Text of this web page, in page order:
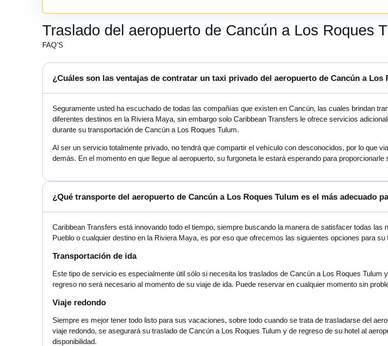
Traslado del aeropuerto de Cancún a Los Roques
FAQ'S
¿Cuáles son las ventajas de contratar un taxi privado del aeropuerto de Cancún a Los
Seguramente usted ha escuchado de todas las compañías que existen en Cancún, las cuales brindan
diferentes destinos en la Riviera Maya, sin embargo solo Caribbean Transfers le ofrece servicios
durante su transportación de Cancún a Los Roques Tulum.
Al ser un servicio totalmente privado, no tendrá que compartir el vehículo con desconocidos, por lo que
demás. En el momento en que llegue al aeropuerto, su furgoneta le estará esperando para
¿Qué transporte del aeropuerto de Cancún a Los Roques Tulum es el más adecuado
Caribbean Transfers está innovando todo el tiempo, siempre buscando la manera de satisfacer todas
Pueblo o cualquier destino en la Riviera Maya, es por eso que ofrecemos las siguientes opciones para
Transportación de ida
Este tipo de servicio es especialmente útil sólo si necesita los traslados de Cancún a Los Roques Tulum
regreso no será necesario al momento de su viaje de ida. Puede reservar en cualquier momento sin
Viaje redondo
Siempre es mejor tener todo listo para sus vacaciones, sobre todo cuando se trata de trasladarse del
viaje redondo, se asegurará su traslado de Cancún a Los Roques Tulum y de regreso de su hotel al
disponibilidad.